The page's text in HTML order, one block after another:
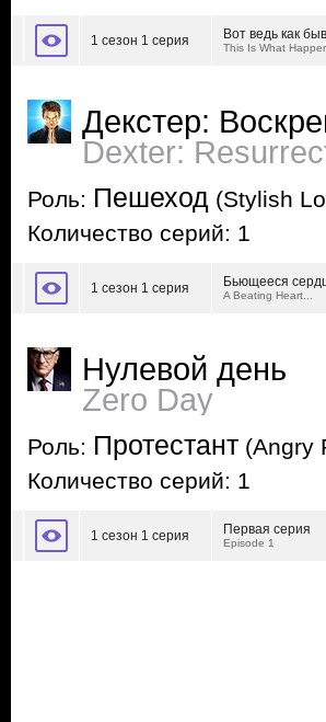
1 сезон 1 серия Вот ведь как
This Is What
Декстер:
Dexter:
Роль: Пешеход (Stylish
Количество серий: 1
1 сезон 1 серия Бьющееся
A Beating Heart...
Нулевой день
Zero Day
Роль: Протестант (Angry
Количество серий: 1
1 сезон 1 серия Первая серия
Episode 1